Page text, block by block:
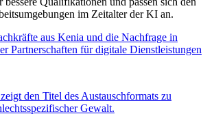
im Zeitalter der KI an.
aus Kenia und die Nachfrage in
Partnerschaften für digitale Dienstleistungen